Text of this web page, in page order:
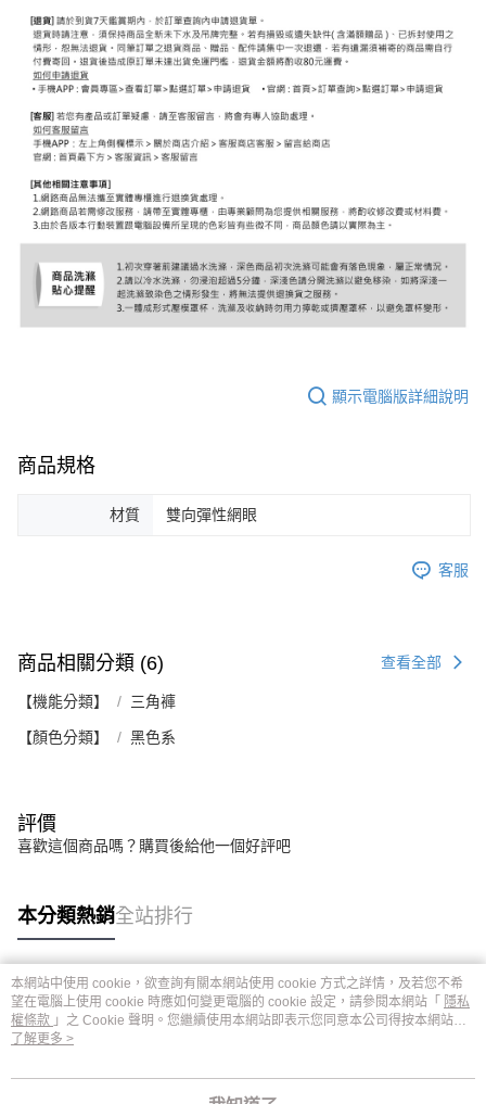
顯示電腦版詳細說明
商品規格
材質 雙向彈性網眼
客服
商品相關分類 (6) 查看全部
【機能分類】 三角褲
【顏色分類】 黑色系
評價
喜歡這個商品嗎？購買後給他一個好評吧
本分類熱銷全站排行
熱門標籤
本網站中使用 cookie，欲查詢有關本網站使用 cookie 方式之詳情，及若您不希
望在電腦上使用 cookie 時應如何變更電腦的 cookie 設定，請參閱本網站「 隱私
權條款 」之 Cookie 聲明。您繼續使用本網站即表示您同意本公司得按本網站使
用條款之 Cookie 聲明使用 cookie。
了解更多 >